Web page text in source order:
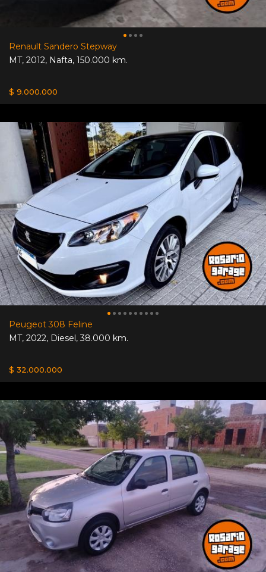
Renault Sandero Stepway
MT, 2012, Nafta, 150.000 km.
$ 9.000.000
Peugeot 308 Feline
MT, 2022, Diesel,38.000 km.
$ 32.000.000